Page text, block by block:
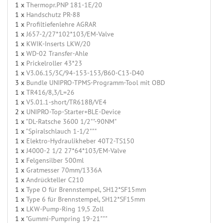
1 x Thermopr.PNP 181-1E/20
1 x Handschutz PR-88
1 x Profiltiefenlehre AGRAR
1 xJ657-2/27*102*103/EM-Valve
1 x KWIK-Inserts LKW/20
1 x WD-02 Transfer-Ahle
1 x Prickelroller 43*23
1 x V3.06.15/3C/94-153-153/B60-C13-D40
3 x Bundle UNIPRO-TPMS-Programm-Tool mit OBD
1 x TR416/8,3/L=26
1 x V5.01.1-short/TR618B/VE4
2 x UNIPRO-Top-Starter+BLE-Device
1 x "DL-Ratsche 3600 1/2""-90NM"
1 x "Spiralschlauch 1-1/2"""
1 x Elektro-Hydraulikheber 40T2-TS150
1 xJ4000-2 1/2 27*64*103/EM-Valve
1 x Felgensilber 500ml
1 x Gratmesser 70mm/1336A
1 x Andrückteller C210
1 x Type O für Brennstempel, SH12*SF15mm
1 x Type 6 für Brennstempel, SH12*SF15mm
1 x LKW-Pump-Ring 19,5 Zoll
1 x "Gummi-Pumpring 19-21"""